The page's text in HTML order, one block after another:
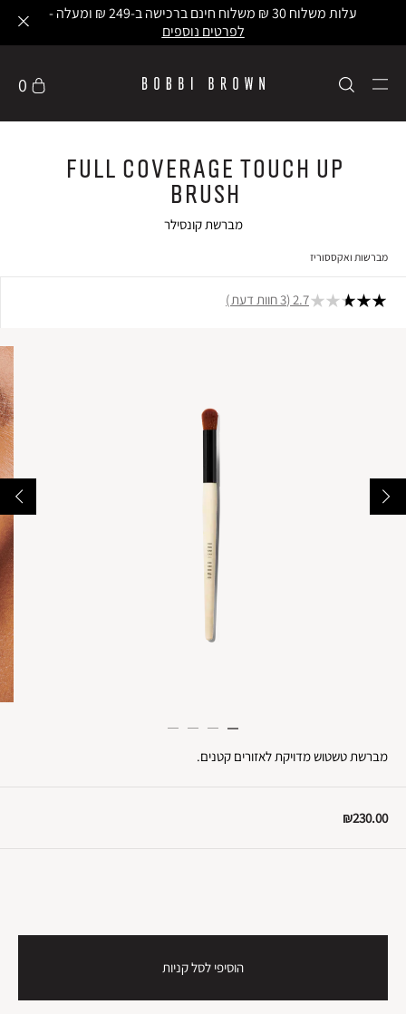
עלות משלוח 30 ₪ משלוח חינם ברכישה ב-249 ₪ ומעלה -
לפרטים נוספים
0
Full Coverage Touch Up
Brush
מברשת קונסילר
מברשות ואקססוריז
2.7 3 חוות דעת
מברשת טשטוש מדויקת לאזורים קטנים.
₪230.00
הוסיפי לסל קניות